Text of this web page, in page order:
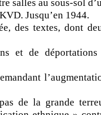
salles au sous-sol
Jusqu’en 1944.
des textes, dont
et de
de la grande